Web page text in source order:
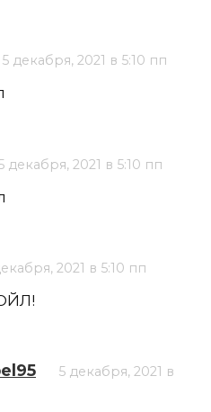
5 декабря, 2021 в 5:10 пп
декабря, 2021 в 5:10 пп
2021 в 5:10 пп
5 декабря, 2021 в